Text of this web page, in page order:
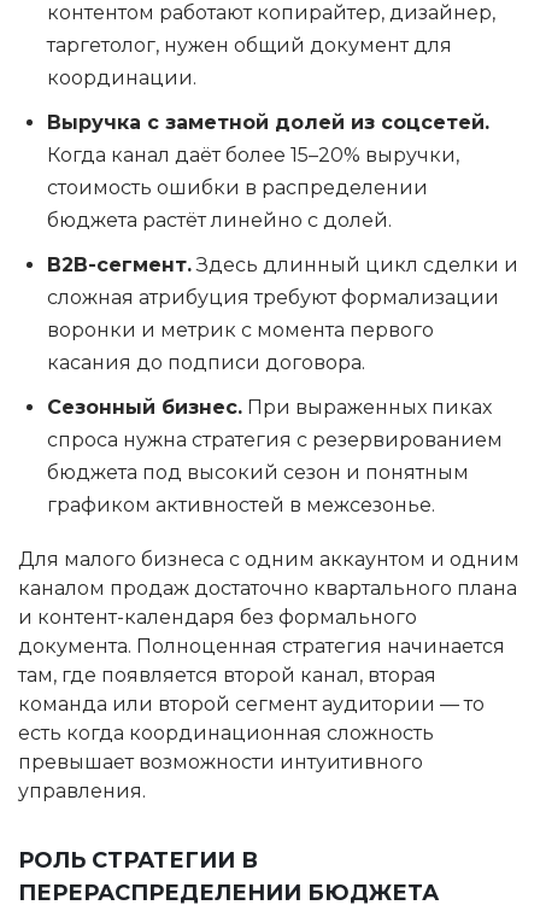
контентом работают копирайтер, дизайнер,
таргетолог, нужен общий документ для
координации.
Выручка с заметной долей из соцсетей.
Когда канал даёт более 15–20% выручки,
стоимость ошибки в распределении
бюджета растёт линейно с долей.
B2B-сегмент.Здесь длинный цикл сделки и
сложная атрибуция требуют формализации
воронки и метрик с момента первого
касания до подписи договора.
Сезонный бизнес. При выраженных пиках
спроса нужна стратегия с резервированием
бюджета под высокий сезон и понятным
графиком активностей в межсезонье.
Для малого бизнеса с одним аккаунтом и одним
каналом продаж достаточно квартального плана
и контент-календаря без формального
документа. Полноценная стратегия начинается
там, где появляется второй канал, вторая
команда или второй сегмент аудитории — то
есть когда координационная сложность
превышает возможности интуитивного
управления.
РОЛЬ СТРАТЕГИИ В
ПЕРЕРАСПРЕДЕЛЕНИИ БЮДЖЕТА